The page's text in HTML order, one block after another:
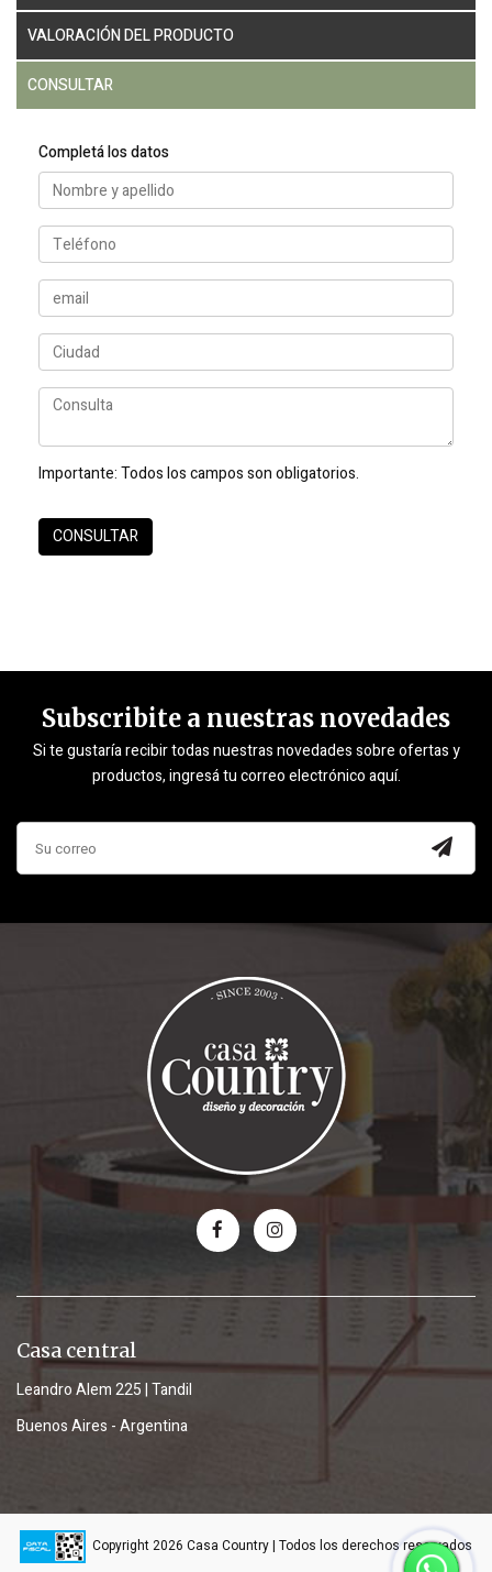
VALORACIÓN DEL PRODUCTO
CONSULTAR
Completá los datos
Importante:Todos los campos son obligatorios.
Subscribite a nuestras novedades
Si te gustaría recibir todas nuestras novedades sobre ofertas y
productos, ingresá tu correo electrónico aquí.
Casa central
Leandro Alem 225 | Tandil
Buenos Aires - Argentina
Copyright 2026 Casa Country | Todos los derechos reservados